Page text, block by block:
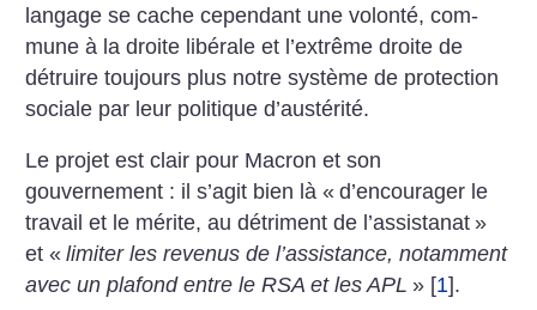
langage se cache cependant une volonté, com­
mune à la droite libérale et l’extrême droite de
détruire toujours plus notre système de protection
sociale par leur politique d’austérité.
Le projet est clair pour Macron et son
gouvernement : il s’agit bien là « d’encourager le
travail et le mérite, au détriment de l’assistanat »
et « limiter les revenus de l’assistance, notamment
avec un plafond entre le RSA et les APL » [1].